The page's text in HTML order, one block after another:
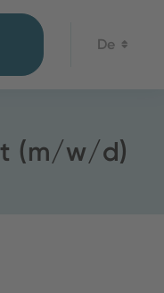
De
(m/w/d)